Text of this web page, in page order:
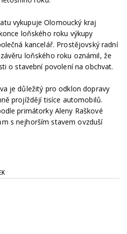
vykupuje Olomoucký kraj
loňského roku výkupy
kancelář. Prostějovský radní
loňského roku oznámil, že
o stavební povolení na obchvat.
je důležitý pro odklon dopravy
projíždějí tisíce automobilů.
primátorky Aleny Raškové
s nejhorším stavem ovzduší